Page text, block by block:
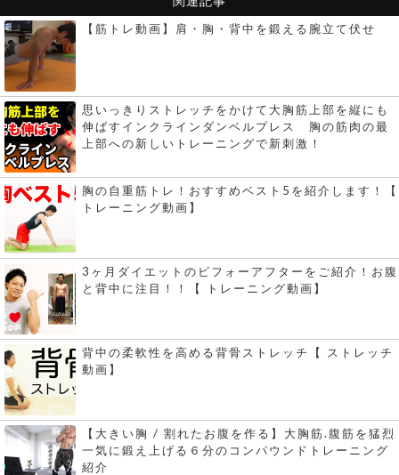
【筋トレ動画】肩・胸・背中を鍛える腕立て伏せ
思いっきりストレッチをかけて大胸筋上部を縦にも
伸ばすインクラインダンベルプレス 胸の筋肉の最
上部への新しいトレーニングで新刺激！
胸の自重筋トレ！おすすめベスト5を紹介します！【
トレーニング動画】
3ヶ月ダイエットのビフォーアフターをご紹介！お腹
と背中に注目！！【 トレーニング動画】
背中の柔軟性を高める背骨ストレッチ【 ストレッチ
動画】
【大きい胸 / 割れたお腹を作る】大胸筋.腹筋を猛烈
一気に鍛え上げる６分のコンパウンドトレーニング
紹介